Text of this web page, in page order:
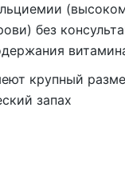
без
крупный
запах